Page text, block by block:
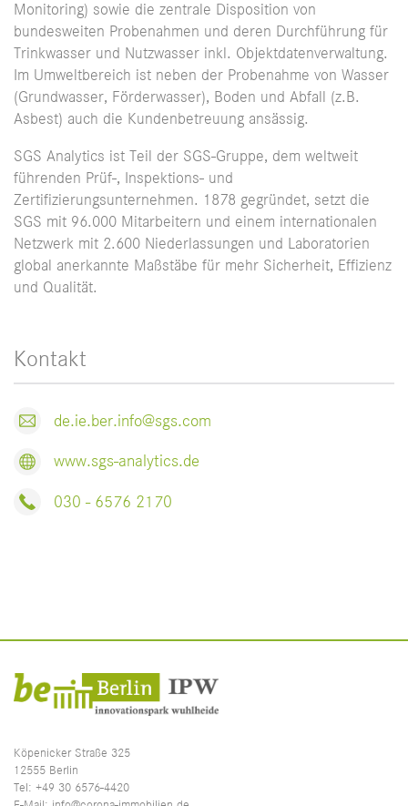
Monitoring) sowie die zentrale Disposition von
bundesweiten Probenahmen und deren Durchführung für
Trinkwasser und Nutzwasser inkl. Objektdatenverwaltung.
Im Umweltbereich ist neben der Probenahme von Wasser
(Grundwasser, Förderwasser), Boden und Abfall (z.B.
Asbest) auch die Kundenbetreuung ansässig.
SGS Analytics ist Teil der SGS-Gruppe, dem weltweit
führenden Prüf-, Inspektions- und
Zertifizierungsunternehmen. 1878 gegründet, setzt die
SGS mit 96.000 Mitarbeitern und einem internationalen
Netzwerk mit 2.600 Niederlassungen und Laboratorien
global anerkannte Maßstäbe für mehr Sicherheit, Effizienz
und Qualität.
Kontakt
de.ie.ber.info@sgs.com
www.sgs-analytics.de
030 - 6576 2170
Köpenicker Straße 325
12555 Berlin
Tel: +49 30 6576-4420